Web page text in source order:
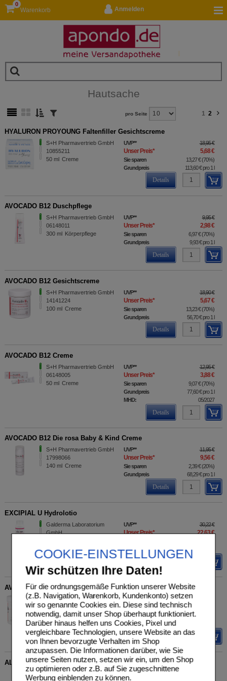
COOKIE-EINSTELLUNGEN
Wir schützen Ihre Daten!
Für die ordnungsgemäße Funktion unserer Website
(z.B. Navigation, Warenkorb, Kundenkonto) setzen
wir so genannte Cookies ein. Diese sind technisch
notwendig, damit unser Shop überhaupt funktioniert.
Darüber hinaus helfen uns Cookies, Pixel und
vergleichbare Technologien, unsere Website an das
von Ihnen bevorzugte Verhalten im Shop
anzupassen. Die Informationen darüber, wie Sie
unsere Seiten nutzen, setzen wir ein, um den Shop
zu optimieren oder z.B. auf Sie zugeschnittene
Werbung einblenden zu können.
Anmelden
Warenkorb
0
Hautsache
pro Seite 1 2
HYALURON PROYOUNG Faltenfiller Gesichtscreme
S+H Pharmavertrieb GmbH
10855211
50 ml Creme
UVP** 18,95 €
Unser Preis* 5,68 €
Sie sparen 13,27 € (70%)
Grundpreis
113,60 €pro 1 l
Details
AVOCADO B12 Duschpflege
S+H Pharmavertrieb GmbH
06148011
300 ml Körperpflege
UVP** 9,95 €
Unser Preis* 2,98 €
Sie sparen 6,97 € (70%)
Grundpreis
9,93 €pro 1 l
Details
AVOCADO B12 Gesichtscreme
S+H Pharmavertrieb GmbH
14141224
100 ml Creme
UVP** 18,90 €
Unser Preis* 5,67 €
Sie sparen 13,23 € (70%)
Grundpreis
56,70 €pro 1 l
Details
AVOCADO B12 Creme
S+H Pharmavertrieb GmbH
06148005
50 ml Creme
UVP** 12,95 €
Unser Preis* 3,88 €
Sie sparen 9,07 € (70%)
Grundpreis
77,60 €pro 1 l
MHD:
05/2027
Details
AVOCADO B12 Die rosa Baby & Kind Creme
S+H Pharmavertrieb GmbH
17998066
140 ml Creme
UVP** 11,95 €
Unser Preis* 9,56 €
Sie sparen 2,39 € (20%)
Grundpreis
68,29 €pro 1 l
Details
EXCIPIAL U Hydrolotio
Galderma Laboratorium
GmbH
500ml Lotion
UVP** 30,22 €
Unser Preis* 22,63 €
Grundpreis
45,26 €
AVOCADO B12 Creme
S+H Pharmavertrieb GmbH
05898098
200ml Creme
UVP**
Unser Preis*
Sie sparen 8,21 €
Grundpreis
Details
ALGA CICOSA Tattoo Pflegecreme LdB
shanab pharma e.U.